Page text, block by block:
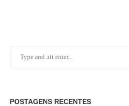
POSTAGENS RECENTES